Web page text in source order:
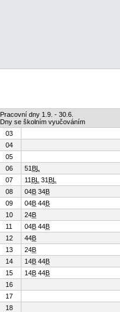
Pracovní dny 1.9. - 30.6.
Dny se školním vyučováním
03
04
05
06
51 BL
07
11BL 31BL
08
04B 34B
09
04B 44B
10
24B
11
04B 44B
12
44B
13
24B
14
14B 44B
15
14B 44B
16
17
18